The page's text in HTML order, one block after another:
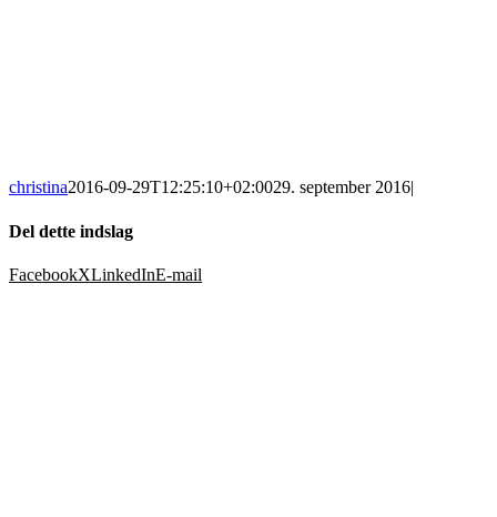
christina2016-09-29T12:25:10+02:0029. september 2016|
Del dette indslag
FacebookXLinkedInE-mail